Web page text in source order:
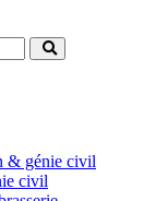
civil